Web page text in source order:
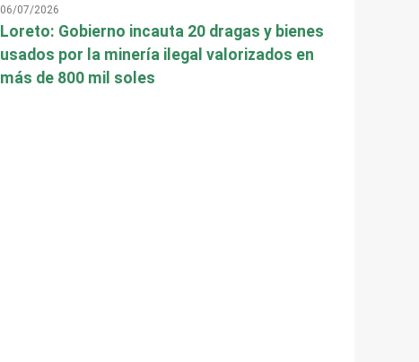
06/07/2026
Loreto: Gobierno incauta 20 dragas y bienes
usados por la minería ilegal valorizados en
más de 800 mil soles